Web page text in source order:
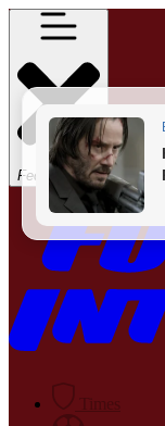
Fechar Menu
Times